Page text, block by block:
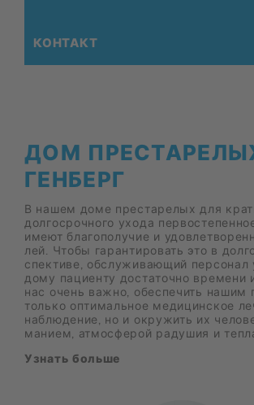
КОН­ТАКТ
ДОМ
ГЕН­БЕРГ
В на­шем доме пре­ста­ре­лых для
дол­го­сроч­но­го ухо­да
име­ют бла­го­по­лу­чие и
лей. Что­бы га­ран­ти­ро­вать это в
спек­ти­ве, об­слу­жи­ва­ю­щий
до­му па­ци­ен­ту до­ста­точ­но вре­ме­ни
нас очень важ­но, обес­пе­чить на­шим
толь­ко оп­ти­маль­ное ме­ди­цин­ское
на­блю­де­ние, но и окру­жить их
ма­ни­ем, ат­мо­сфе­рой ра­ду­шия и
Узнать боль­ше